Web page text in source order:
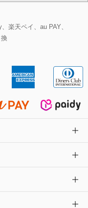
ッグ
楽天ペイ、au PAY、